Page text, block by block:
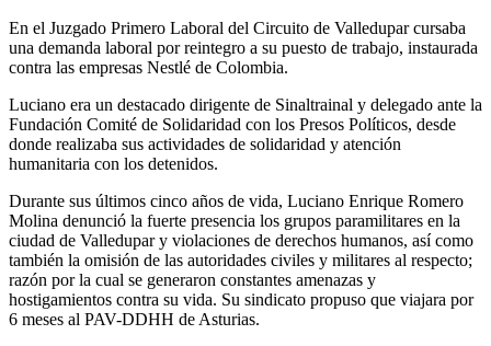
En el Juzgado Primero Laboral del Circuito de Valledupar cursaba
una demanda laboral por reintegro a su puesto de trabajo, instaurada
contra las empresas Nestlé de Colombia.
Luciano era un destacado dirigente de Sinaltrainal y delegado ante la
Fundación Comité de Solidaridad con los Presos Políticos, desde
donde realizaba sus actividades de solidaridad y atención
humanitaria con los detenidos.
Durante sus últimos cinco años de vida, Luciano Enrique Romero
Molina denunció la fuerte presencia los grupos paramilitares en la
ciudad de Valledupar y violaciones de derechos humanos, así como
también la omisión de las autoridades civiles y militares al respecto;
razón por la cual se generaron constantes amenazas y
hostigamientos contra su vida. Su sindicato propuso que viajara por
6 meses al PAV-DDHH de Asturias.